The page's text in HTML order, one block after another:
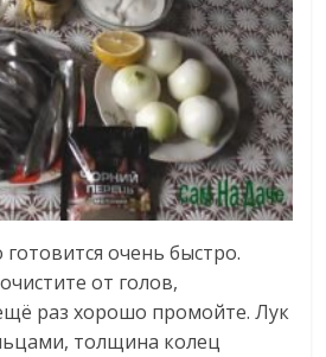
очень быстро.
от голов,
раз хорошо промойте. Лук
толщина колец